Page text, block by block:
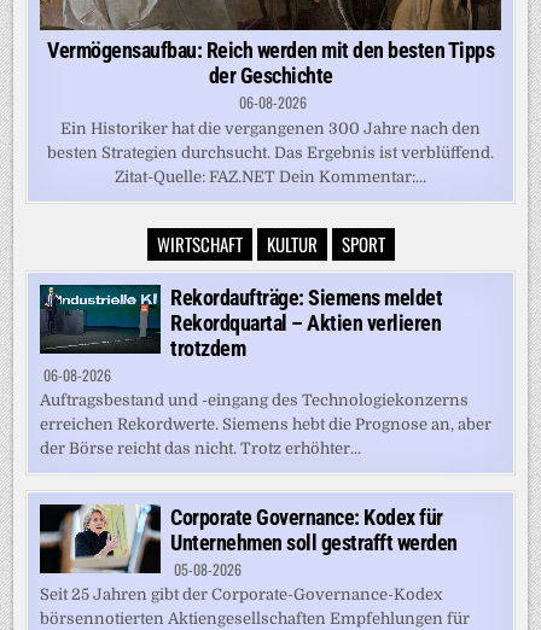
Vermögensaufbau: Reich werden mit den besten Tipps
der Geschichte
06-08-2026
Ein Historiker hat die vergangenen 300 Jahre nach den
besten Strategien durchsucht. Das Ergebnis ist verblüffend.
Zitat-Quelle: FAZ.NET Dein Kommentar:...
WIRTSCHAFT KULTUR SPORT
Rekordaufträge: Siemens meldet
Rekordquartal – Aktien verlieren
trotzdem
06-08-2026
Auftragsbestand und -eingang des Technologiekonzerns
erreichen Rekordwerte. Siemens hebt die Prognose an, aber
der Börse reicht das nicht. Trotz erhöhter...
Corporate Governance: Kodex für
Unternehmen soll gestrafft werden
05-08-2026
Seit 25 Jahren gibt der Corporate-Governance-Kodex
börsennotierten Aktiengesellschaften Empfehlungen für